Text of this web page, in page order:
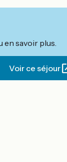
en savoir plus.
Voir ce séjour